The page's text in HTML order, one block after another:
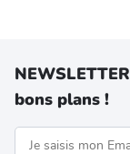
bons plans !